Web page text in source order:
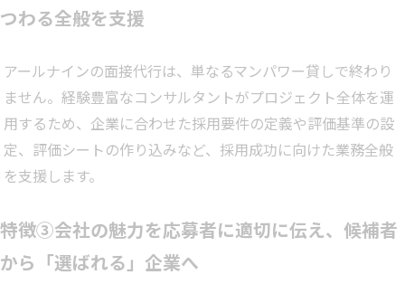
つわる全般を支援
アールナインの面接代行は、単なるマンパワー貸しで終わり
ません。経験豊富なコンサルタントがプロジェクト全体を運
用するため、企業に合わせた採用要件の定義や評価基準の設
定、評価シートの作り込みなど、採用成功に向けた業務全般
を支援します。
特徴③会社の魅力を応募者に適切に伝え、候補者
から「選ばれる」企業へ